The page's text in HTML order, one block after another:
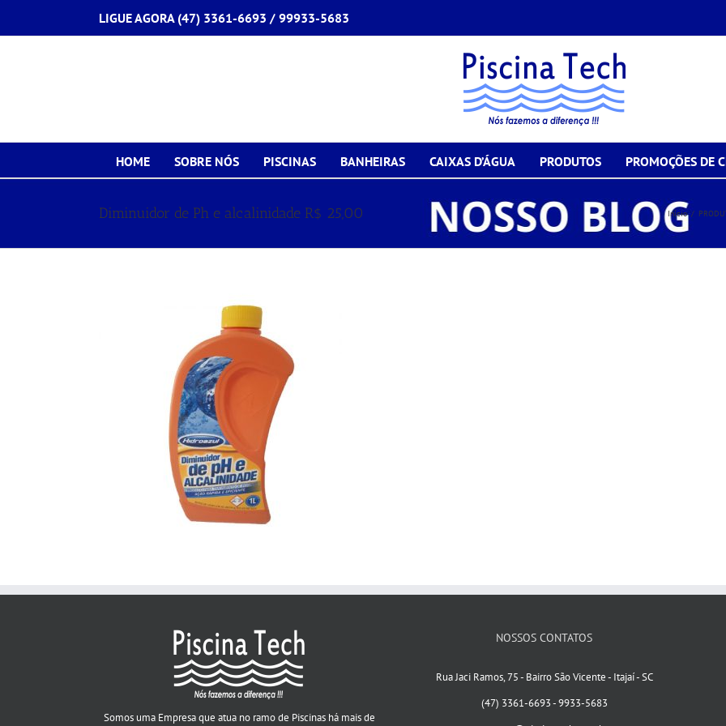
o
LIGUE AGORA (47) 3361-6693 / 99933-5683
HOME SOBRE NÓS PISCINAS BANHEIRAS CAIXAS D’ÁGUA PRODUTOS PROMOÇÕES DE
Diminuidor de Ph e alcalinidade R$ 25,00 Início /
Somos uma Empresa que atua no ramo de Piscinas há mais de
NOSSOS CONTATOS
Rua Jaci Ramos, 75 - Bairro São Vicente - Itajaí - SC
(47) 3361-6693 - 9933-5683